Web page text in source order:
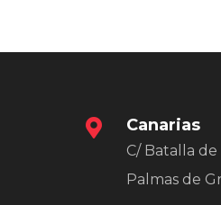
Canarias
C/ Batalla
Palmas de